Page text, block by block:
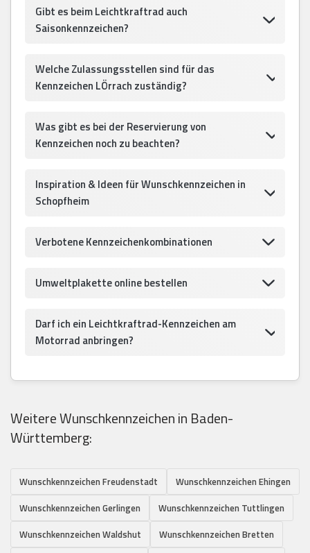
Gibt es beim Leichtkraftrad auch
Saisonkennzeichen?
Welche Zulassungsstellen sind für das
Kennzeichen LÖrrach zuständig?
Was gibt es bei der Reservierung von
Kennzeichen noch zu beachten?
Inspiration & Ideen für Wunschkennzeichen in
Schopfheim
Verbotene Kennzeichenkombinationen
Umweltplakette online bestellen
Darf ich ein Leichtkraftrad-Kennzeichen am
Motorrad anbringen?
Weitere Wunschkennzeichen in Baden-
Württemberg:
Wunschkennzeichen Freudenstadt
Wunschkennzeichen Ehingen
Wunschkennzeichen Gerlingen
Wunschkennzeichen Tuttlingen
Wunschkennzeichen Waldshut
Wunschkennzeichen Bretten